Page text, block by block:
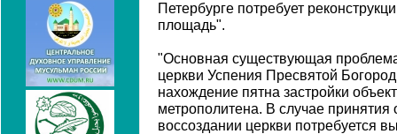
Петербурге потребует
площадь".
"Основная существующая
церкви Успения Пресвятой
нахождение пятна застройки
метрополитена. В случае принятия
воссоздании церкви потребуется